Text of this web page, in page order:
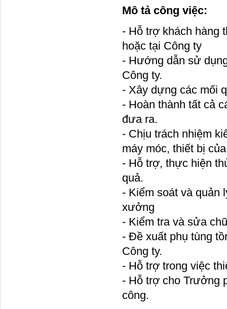
Mô tả công việc:
- Hỗ trợ khách hàng
hoặc tại Công ty
- Hướng dẫn sử
Công ty.
- Xây dựng các mối
- Hoàn thành tất cả
đưa ra.
- Chịu trách nhiệm
máy móc, thiết bị
- Hỗ trợ, thực hiện
quả.
- Kiểm soát và quản
xưởng
- Kiểm tra và sửa
- Đề xuất phụ tùng
Công ty.
- Hỗ trợ trong việc
- Hỗ trợ cho Trưởng
công.